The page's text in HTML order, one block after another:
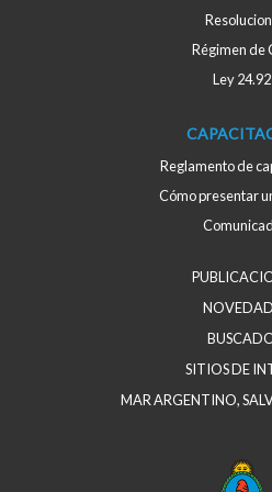
Régimen de
Ley
Reglamento de
Cómo presentar
SITIOS DE
MAR ARGENTINO,